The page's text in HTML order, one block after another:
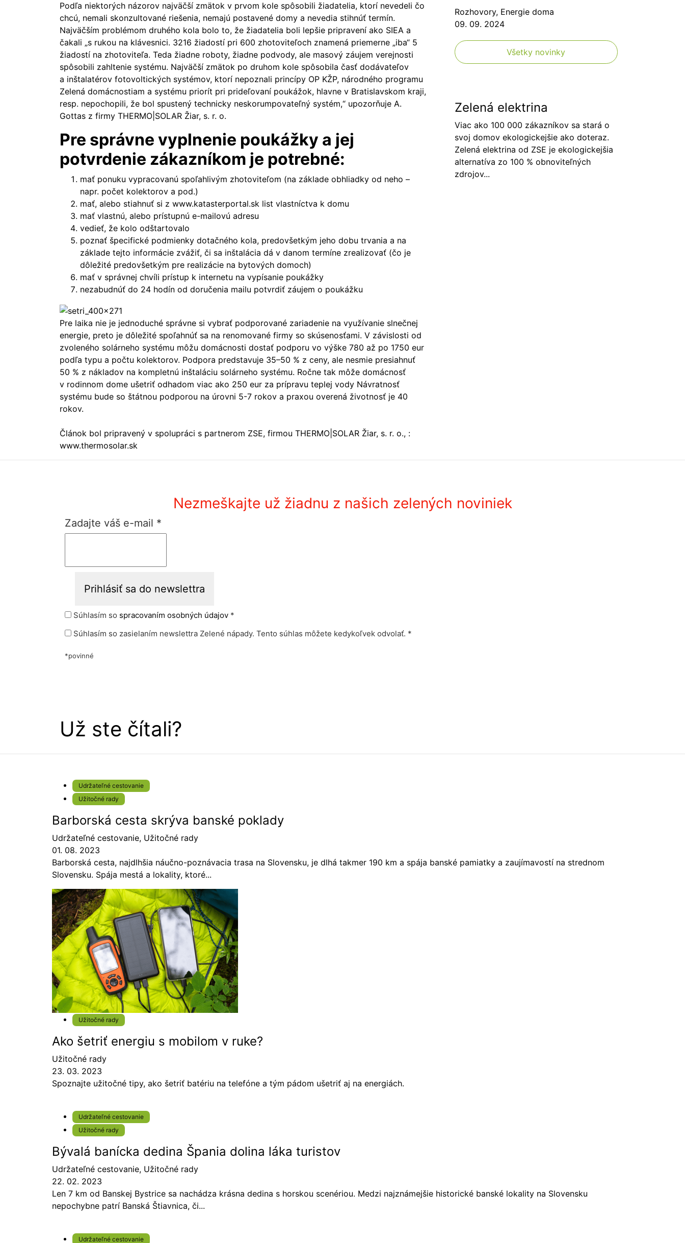
Podľa niektorých názorov najväčší zmätok v prvom kole spôsobili žiadatelia, ktorí nevedeli čo
chcú, nemali skonzultované riešenia, nemajú postavené domy a nevedia stihnúť termín.
Najväčším problémom druhého kola bolo to, že žiadatelia boli lepšie pripravení ako SIEA a
čakali „s rukou na klávesnici. 3216 žiadostí pri 600 zhotoviteľoch znamená priemerne „iba“ 5
žiadostí na zhotoviteľa. Teda žiadne roboty, žiadne podvody, ale masový záujem verejnosti
spôsobili zahltenie systému. Najväčší zmätok po druhom kole spôsobila časť dodávateľov
a inštalatérov fotovoltických systémov, ktorí nepoznali princípy OP KŽP, národného programu
Zelená domácnostiam a systému priorít pri prideľovaní poukážok, hlavne v Bratislavskom kraji,
resp. nepochopili, že bol spustený technicky neskorumpovateľný systém,“ upozorňuje A.
Gottas z firmy THERMO|SOLAR Žiar, s. r. o.
Pre správne vyplnenie poukážky a jej
potvrdenie zákazníkom je potrebné:
mať ponuku vypracovanú spoľahlivým zhotoviteľom (na základe obhliadky od neho –
napr. počet kolektorov a pod.)
mať, alebo stiahnuť si z www.katasterportal.sk list vlastníctva k domu
mať vlastnú, alebo prístupnú e-mailovú adresu
vedieť, že kolo odštartovalo
poznať špecifické podmienky dotačného kola, predovšetkým jeho dobu trvania a na
základe tejto informácie zvážiť, či sa inštalácia dá v danom termíne zrealizovať (čo je
dôležité predovšetkým pre realizácie na bytových domoch)
mať v správnej chvíli prístup k internetu na vypísanie poukážky
nezabudnúť do 24 hodín od doručenia mailu potvrdiť záujem o poukážku
Pre laika nie je jednoduché správne si vybrať podporované zariadenie na využívanie slnečnej
energie, preto je dôležité spoľahnúť sa na renomované firmy so skúsenosťami. V závislosti od
zvoleného solárneho systému môžu domácnosti dostať podporu vo výške 780 až po 1750 eur
podľa typu a počtu kolektorov. Podpora predstavuje 35–50 % z ceny, ale nesmie presiahnuť
50 % z nákladov na kompletnú inštaláciu solárneho systému. Ročne tak môže domácnosť
v rodinnom dome ušetriť odhadom viac ako 250 eur za prípravu teplej vody Návratnosť
systému bude so štátnou podporou na úrovni 5-7 rokov a praxou overená životnosť je 40
rokov.
Článok bol pripravený v spolupráci s partnerom ZSE, firmou THERMO|SOLAR Žiar, s. r. o., :
www.thermosolar.sk
Rozhovory, Energie doma
09. 09. 2024
Všetky novinky
Zelená elektrina
Viac ako 100 000 zákazníkov sa stará o
svoj domov ekologickejšie ako doteraz.
Zelená elektrina od ZSE je ekologickejšia
alternatíva zo 100 % obnoviteľných
zdrojov...
Nezmeškajte už žiadnu z našich zelených noviniek
Zadajte váš e-mail *
Súhlasím so spracovaním osobných údajov *
Súhlasím so zasielaním newslettra Zelené nápady. Tento súhlas môžete kedykoľvek odvolať. *
*povinné
Už ste čítali?
Udržateľné cestovanie
Užitočné rady
Barborská cesta skrýva banské poklady
Udržateľné cestovanie, Užitočné rady
01. 08. 2023
Barborská cesta, najdlhšia náučno-poznávacia trasa na Slovensku, je dlhá takmer 190 km a spája banské pamiatky a zaujímavostí na strednom
Slovensku. Spája mestá a lokality, ktoré...
Užitočné rady
Ako šetriť energiu s mobilom v ruke?
Užitočné rady
23. 03. 2023
Spoznajte užitočné tipy, ako šetriť batériu na telefóne a tým pádom ušetriť aj na energiách.
Udržateľné cestovanie
Užitočné rady
Bývalá banícka dedina Špania dolina láka turistov
Udržateľné cestovanie, Užitočné rady
22. 02. 2023
Len 7 km od Banskej Bystrice sa nachádza krásna dedina s horskou scenériou. Medzi najznámejšie historické banské lokality na Slovensku
nepochybne patrí Banská Štiavnica, či...
Udržateľné cestovanie